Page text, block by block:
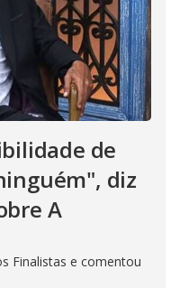
de
diz
A
Finalistas e comentou